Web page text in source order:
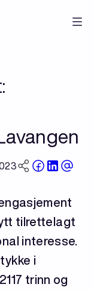
tilrettelagt
interesse.
i
trinn og